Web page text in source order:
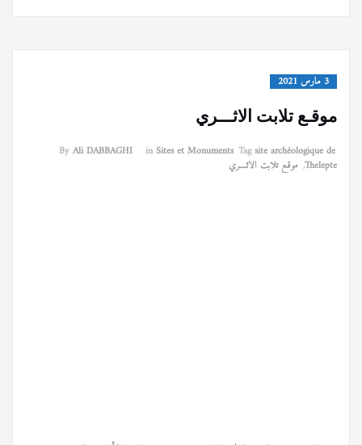
3 مارس 2021
موقـع تلابت الاثـــري
ByAli DABBAGHI inSites et Monuments Tagsite archéologique de
Thelepte
, موقـع تلابت الاثـــري